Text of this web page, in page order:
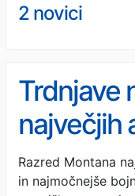
2 novici
Trdnjave
največjih
ladij
Razred Montana
in najmočnejše